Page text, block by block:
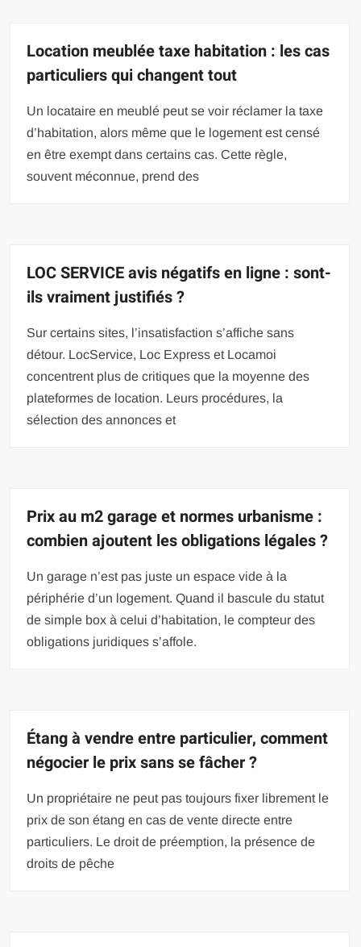
Location meublée taxe habitation : les cas
particuliers qui changent tout
Un locataire en meublé peut se voir réclamer la taxe
d’habitation, alors même que le logement est censé
en être exempt dans certains cas. Cette règle,
souvent méconnue, prend des
LOC SERVICE avis négatifs en ligne : sont-
ils vraiment justifiés ?
Sur certains sites, l’insatisfaction s’affiche sans
détour. LocService, Loc Express et Locamoi
concentrent plus de critiques que la moyenne des
plateformes de location. Leurs procédures, la
sélection des annonces et
Prix au m2 garage et normes urbanisme :
combien ajoutent les obligations légales ?
Un garage n’est pas juste un espace vide à la
périphérie d’un logement. Quand il bascule du statut
de simple box à celui d’habitation, le compteur des
obligations juridiques s’affole.
Étang à vendre entre particulier, comment
négocier le prix sans se fâcher ?
Un propriétaire ne peut pas toujours fixer librement le
prix de son étang en cas de vente directe entre
particuliers. Le droit de préemption, la présence de
droits de pêche